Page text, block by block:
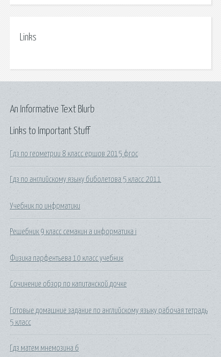
Links
Links to Important Stuff
Гдз по геометрии 8 класс ершов 2015 фгос
Гдз по английскому языку биболетова 5 класс 2011
Учебник по инфрматики
Решебник 9 класс семакин а информатика i
Физика парфентьева 10 класс учебник
Сочинение обзор по капитанской дочке
Готовые домашние задание по английскому языку рабочая тетрадь
5 класс
Гдз матем мнемозина 6
An Informative Text Blurb